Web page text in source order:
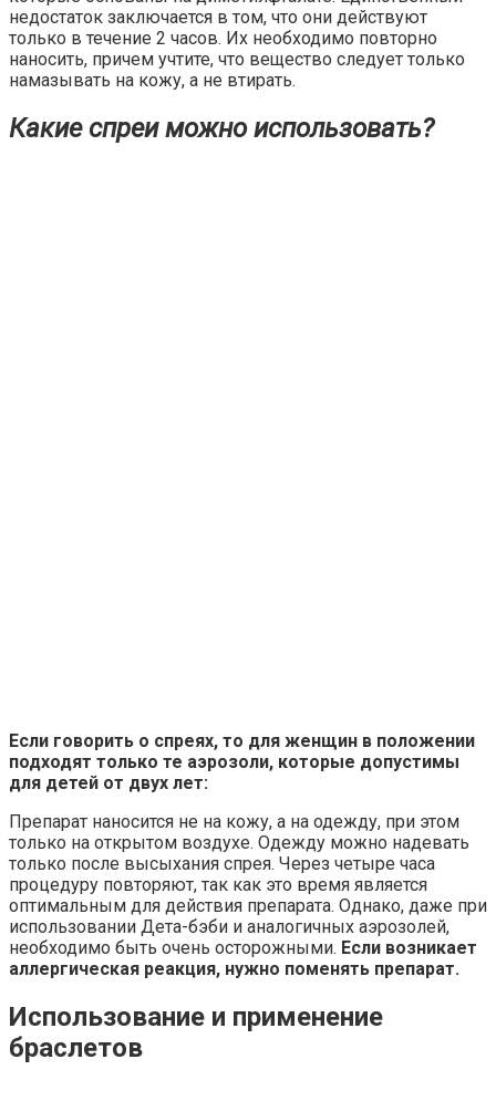
недостаток заключается в том, что они действуют
только в течение 2 часов. Их необходимо повторно
наносить, причем учтите, что вещество следует только
намазывать на кожу, а не втирать.
Какие спреи можно использовать?
Если говорить о спреях, то для женщин в положении
подходят только те аэрозоли, которые допустимы
для детей от двух лет:
Препарат наносится не на кожу, а на одежду, при этом
только на открытом воздухе. Одежду можно надевать
только после высыхания спрея. Через четыре часа
процедуру повторяют, так как это время является
оптимальным для действия препарата. Однако, даже при
использовании Дета-бэби и аналогичных аэрозолей,
необходимо быть очень осторожными. Если возникает
аллергическая реакция, нужно поменять препарат.
Использование и применение
браслетов